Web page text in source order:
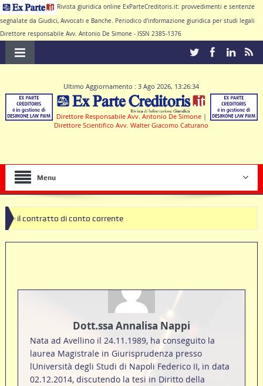
Rivista giuridica online ExParteCreditoris.it: provvedimenti e sentenze
segnalate da Giudici, Avvocati e Banche. Periodico d'informazione giuridica per studi legali
Direttore responsabile Avv. Antonio De Simone - ISSN 2385-1376
Ultimo Aggiornamento : 3 Ago 2026, 13:26:34
Direttore Responsabile Avv. Antonio De Simone |
Direttore Scientifico Avv. Walter Giacomo Caturano
Menu
di conto corrente
Dott.ssa Annalisa Nappi
Nata ad Avellino il 24.11.1989, ha conseguito la
laurea Magistrale in Giurisprudenza presso
lUniversità degli Studi di Napoli Federico II, in data
02.12.2014, discutendo la tesi in Diritto della